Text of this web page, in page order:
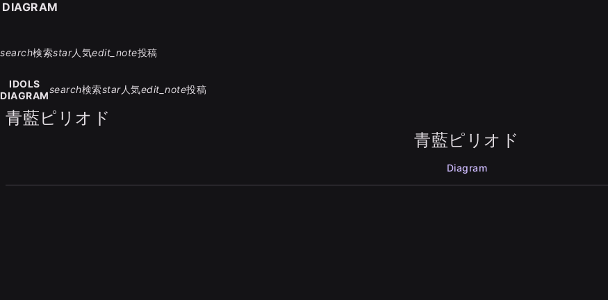
search検索star人気edit_note投稿
IDOLS
DIAGRAM
search検索star人気edit_note投稿
青藍ピリオド
青藍ピリオド
Diagram